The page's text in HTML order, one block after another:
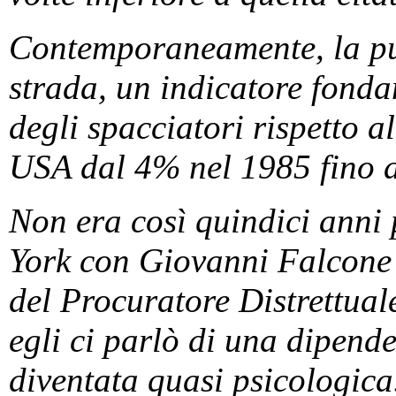
Contemporaneamente, la
strada, un indicatore
degli spacciatori rispetto
USA dal 4% nel 1985 fino
Non era così quindici anni
York con Giovanni
del Procuratore
egli ci parlò di una
diventata quasi